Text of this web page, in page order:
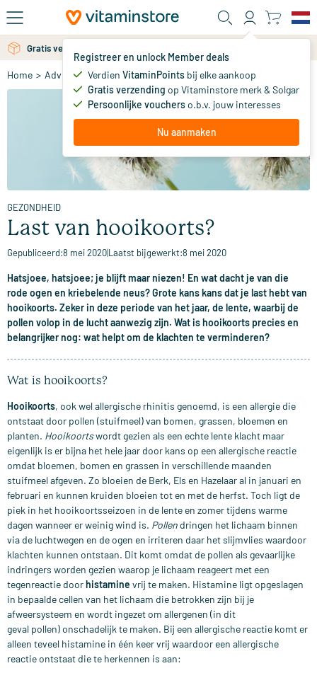
Ga naar de hoofdinhoud
Registreer en unlock Member deals
Verdien VitaminPoints bij elke aankoop
Gratis verzending op Vitaminstore merk & Solgar
Persoonlijke voucherso.b.v. jouw interesses
Nu aanmaken
Gratis persoonlijk advies via chat of email
Home > Advies > Gezondheid > Last van hooikoorts?
GEZONDHEID
Last van hooikoorts?
Gepubliceerd:8 mei 2020|Laatst bijgewerkt:8 mei 2020
Hatsjoee, hatsjoee; je blijft maar niezen! En wat dacht je van die
rode ogen en kriebelende neus? Grote kans kans dat je last hebt van
hooikoorts. Zeker in deze periode van het jaar, de lente, waarbij de
pollen volop in de lucht aanwezig zijn. Wat is hooikoorts precies en
belangrijker nog: wat helpt om de klachten te verminderen?
Wat is hooikoorts?
Hooikoorts, ook wel allergische rhinitis genoemd, is een allergie die
ontstaat door pollen (stuifmeel) van bomen, grassen, bloemen en
planten. Hooikoortswordt gezien als een echte lente klacht maar
eigenlijk is er bijna het hele jaar door kans op een allergische reactie
omdat bloemen, bomen en grassen in verschillende maanden
stuifmeel afgeven. Zo bloeien de Berk, Els en Hazelaar al in januari en
februari en kunnen kruiden bloeien tot en met de herfst. Toch ligt de
piek in het hooikoortsseizoen in de lente en zomer tijdens warme
dagen wanneer er weinig wind is. Pollen dringen het lichaam binnen
via de luchtwegen en de ogen en irriteren daar het slijmvlies waardoor
klachten kunnen ontstaan. Dit komt omdat de pollen als gevaarlijke
indringers worden gezien waarop je lichaam reageert met een
tegenreactie doorhistamine vrij te maken. Histamine ligt opgeslagen
in bepaalde cellen van het lichaam die betrokken zijn bij je
afweersysteem en wordt ingezet om allergenen (in dit
geval pollen) onschadelijk te maken. Bij een allergische reactie komt er
alleen teveel histamine in één keer vrij waardoor een allergische
reactie ontstaat die te herkennen is aan: